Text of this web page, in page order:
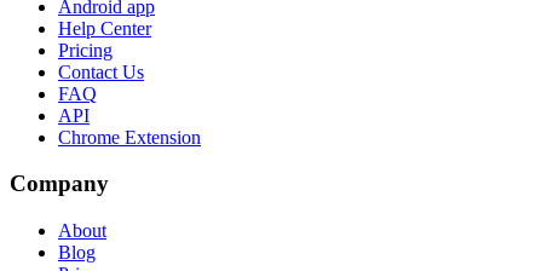
Android app
Help Center
Pricing
Contact Us
FAQ
API
Chrome Extension
Company
About
Blog